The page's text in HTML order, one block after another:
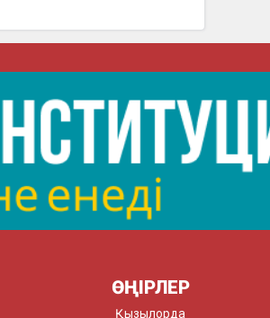
ӨҢІРЛЕР
Қызылорда